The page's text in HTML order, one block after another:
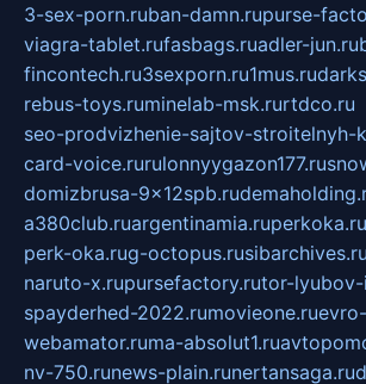
3-sex-porn.ruban-damn.rupurse-
viagra-tablet.rufasbags.ruadler-jun.ru
fincontech.ru3sexporn.ru1mus.ru
rebus-toys.ruminelab-msk.rurtdco.ru
seo-prodvizhenie-sajtov-stroitelnyh-
card-voice.rurulonnyygazon177.ru
domizbrusa-9x12spb.ru
a380club.ruargentinamia.ruperkoka.ru
perk-oka.rug-octopus.rusibarchives.ru
naruto-x.rupursefactory.rutor-
spayderhed-2022.rumovieone.ru
webamator.ruma-absolut1.ru
nv-750.runews-plain.runertansaga.ru